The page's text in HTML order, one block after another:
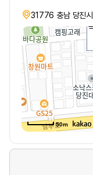
31776 충남 당진
50m